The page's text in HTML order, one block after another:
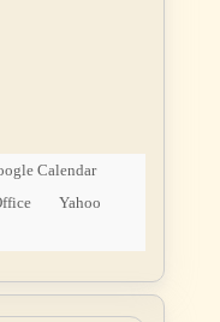
Calendar
Yahoo